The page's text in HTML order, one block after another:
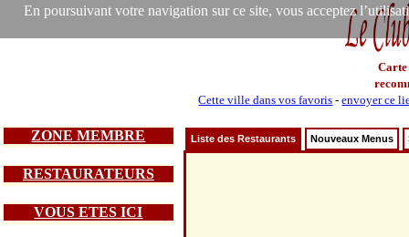
En poursuivant votre navigation sur ce site, vous acceptez
Carte
Cette ville dans vos favoris -envoyer ce
ZONE MEMBRE
RESTAURATEURS
VOUS ETES ICI
Liste des Restaurants Nouveaux Menus